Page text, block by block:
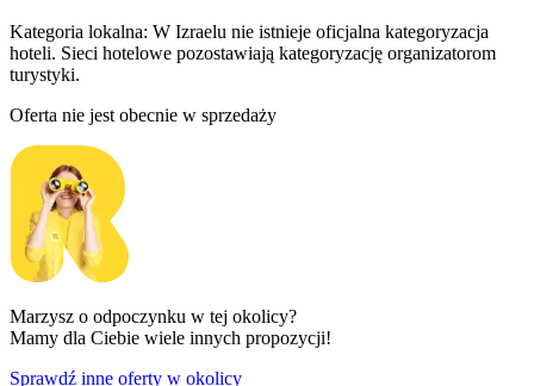
Kategoria lokalna: W Izraelu nie istnieje oficjalna kategoryzacja
hoteli. Sieci hotelowe pozostawiają kategoryzację organizatorom
turystyki.
Oferta nie jest obecnie w sprzedaży
Marzysz o odpoczynku w tej okolicy?
Mamy dla Ciebie wiele innych propozycji!
Sprawdź inne oferty w okolicy